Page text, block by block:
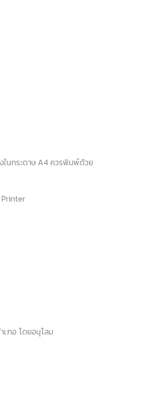
นกระดาษ A4 ควรพิมพ์ด้วย
เภอ โดยอนุโลม